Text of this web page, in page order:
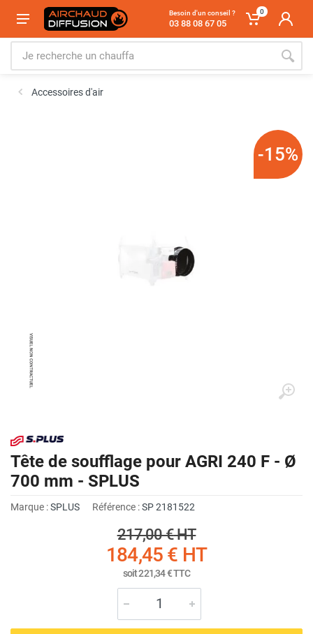
Besoin d'un conseil ?
03 88 08 67 05
0
Accessoires d'air
-15%
Tête de soufflage pour AGRI 240 F - Ø
700 mm - SPLUS
Marque :SPLUS Référence :SP 2181522
217,00 €HT
184,45 € HT
soit221,34 €TTC